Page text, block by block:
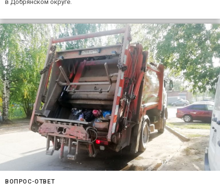
в Добрянском округе.
ВОПРОС-ОТВЕТ